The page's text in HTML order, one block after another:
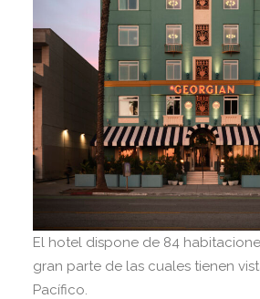
El hotel dispone de 84
gran parte de las cuales tienen
Pacífico.